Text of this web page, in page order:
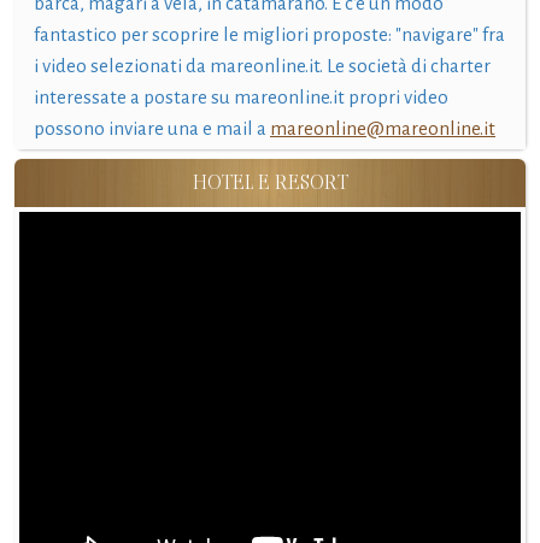
fantastico per scoprire le migliori proposte: "navigare" fra
i video selezionati da mareonline.it. Le società di charter
interessate a postare su mareonline.it propri video
possono inviare una e mail a mareonline@mareonline.it
HOTEL E RESORT